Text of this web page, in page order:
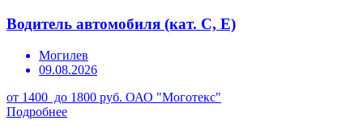
Водитель автомобиля (кат. С, Е)
Могилев
09.08.2026
от 1400 до 1800 руб. ОАО "Моготекс"
Подробнее